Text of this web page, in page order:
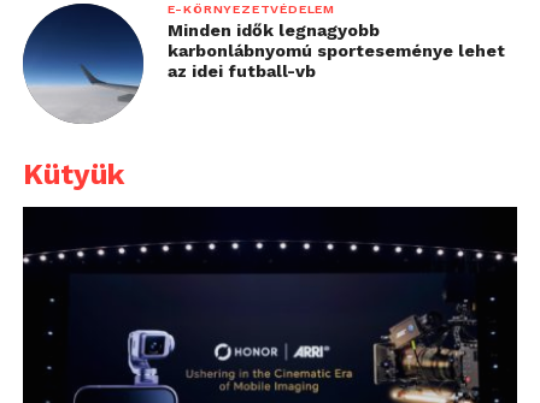
E-KÖRNYEZETVÉDELEM
Minden idők legnagyobb
karbonlábnyomú sporteseménye lehet
az idei futball-vb
Kütyük